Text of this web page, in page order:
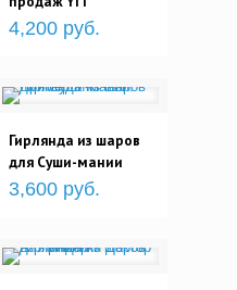
4,200 руб.
Гирлянда из шаров
для Суши-мании
3,600 руб.